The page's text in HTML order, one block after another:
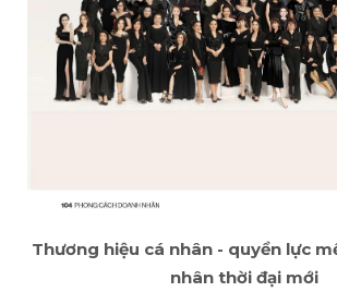
Thương hiệu cá nhân - quyền lực
nhân thời đại mới